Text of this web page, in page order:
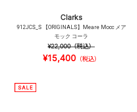
Clarks
912JCS_S 【ORIGINALS】Meare Mocc メア
モック コーラ
¥22,000（税込）
¥15,400（税込）